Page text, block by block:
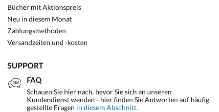
Bücher mit Aktionspreis
Neu in diesem Monat
Zahlungsmethoden
Versandzeiten und -kosten
SUPPORT
FAQ
Schauen Sie hier nach, bevor Sie sich an unseren
Kundendienst wenden - hier finden Sie Antworten auf häufig
gestellte Fragen in diesem Abschnitt.